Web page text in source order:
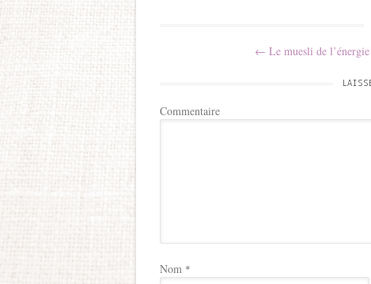
Post navigation
← Le muesli de
Commentaire
Nom *